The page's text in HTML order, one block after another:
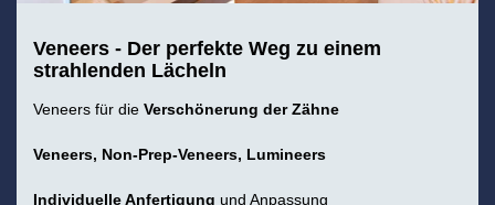
Veneers - Der perfekte Weg zu einem
strahlenden Lächeln
Veneers für die Verschönerung der Zähne
Veneers, Non-Prep-Veneers, Lumineers
Individuelle Anfertigung und Anpassung